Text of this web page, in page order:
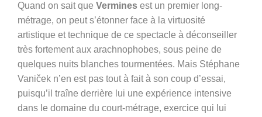
Quand on sait que Vermines est un premier long-
métrage, on peut s’étonner face à la virtuosité
artistique et technique de ce spectacle à déconseiller
très fortement aux arachnophobes, sous peine de
quelques nuits blanches tourmentées. Mais Stéphane
Vaniček n’en est pas tout à fait à son coup d’essai,
puisqu’il traîne derrière lui une expérience intensive
dans le domaine du court-métrage, exercice qui lui